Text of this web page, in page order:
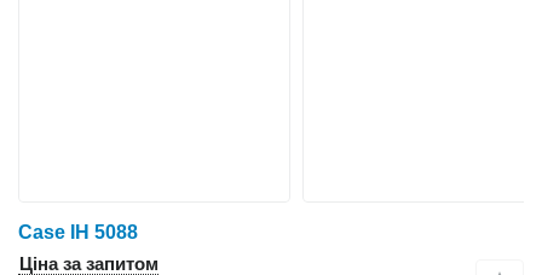
Case IH 5088
Ціна за запитом